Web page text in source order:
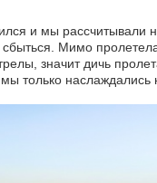
и мы рассчитывали
Мимо пролетела
значит дичь
только